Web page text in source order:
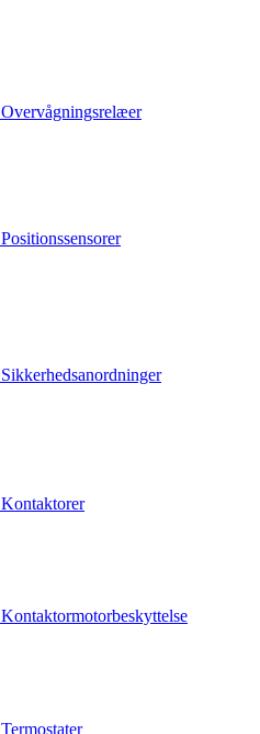
Overvågningsrelæer
Positionssensorer
Sikkerhedsanordninger
Kontaktorer
Kontaktormotorbeskyttelse
Termostater